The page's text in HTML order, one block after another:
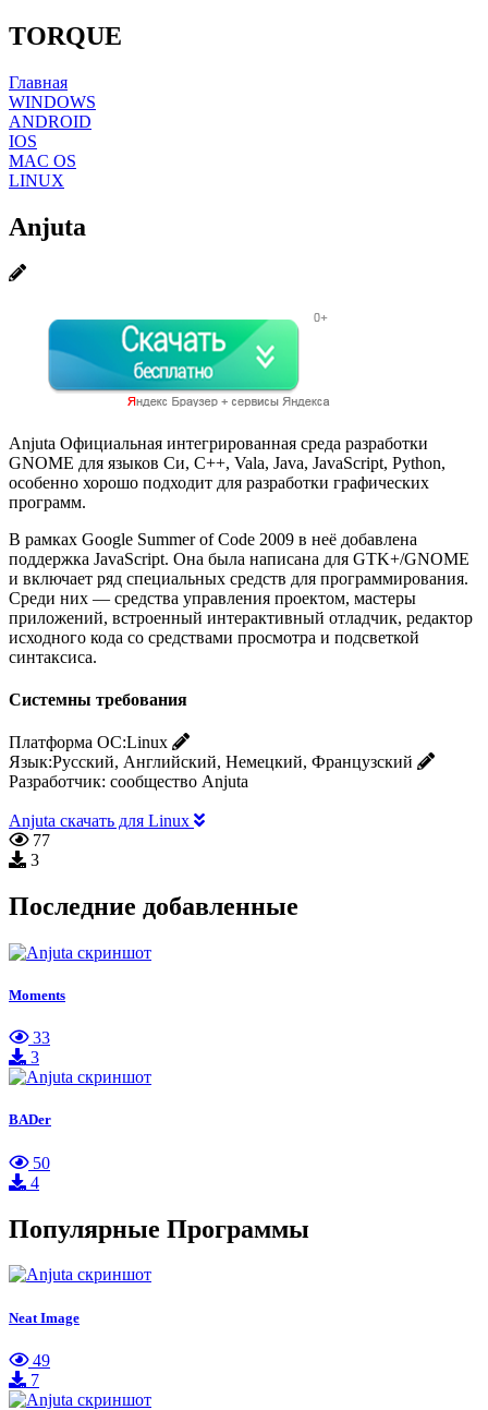
TORQUE
Главная
WINDOWS
ANDROID
IOS
MAC OS
LINUX
Anjuta
Anjuta Официальная интегрированная среда разработки
GNOME для языков Си, C++, Vala, Java, JavaScript, Python,
особенно хорошо подходит для разработки графических
программ.
В рамках Google Summer of Code 2009 в неё добавлена
поддержка JavaScript. Она была написана для GTK+/GNOME
и включает ряд специальных средств для программирования.
Среди них — средства управления проектом, мастеры
приложений, встроенный интерактивный отладчик, редактор
исходного кода со средствами просмотра и подсветкой
синтаксиса.
Системны требования
Платформа ОС:Linux
Язык:Русский, Английский, Немецкий, Французский
Разработчик: сообщество Anjuta
Anjuta скачать для Linux
77
3
Последние добавленные
Moments
33
3
BADer
50
4
Популярные Программы
Neat Image
49
7